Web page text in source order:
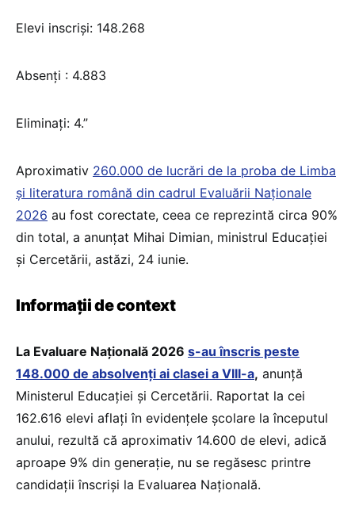
Elevi inscriși: 148.268
Absenți : 4.883
Eliminați: 4.”
Aproximativ 260.000 de lucrări de la proba de Limba
și literatura română din cadrul Evaluării Naționale
2026 au fost corectate, ceea ce reprezintă circa 90%
din total, a anunțat Mihai Dimian, ministrul Educației
și Cercetării, astăzi, 24 iunie.
Informații de context
La Evaluare Națională 2026 s-au înscris peste
148.000 de absolvenți ai clasei a VIII-a, anunță
Ministerul Educației și Cercetării. Raportat la cei
162.616 elevi aflați în evidențele școlare la începutul
anului, rezultă că aproximativ 14.600 de elevi, adică
aproape 9% din generație, nu se regăsesc printre
candidații înscriși la Evaluarea Națională.